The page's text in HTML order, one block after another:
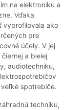
na elektroniku a
Vďaka
vyprofilovala ako
pre
účely. V jej
a bielej
audiotechniku,
spotrebiče.
techniku,